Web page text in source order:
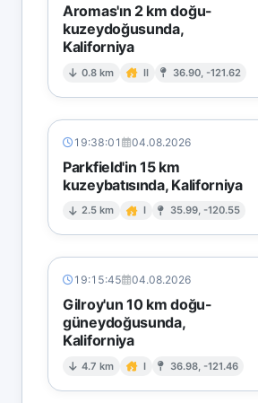
Aromas'ın 2 km doğu-
kuzeydoğusunda,
Kaliforniya
0.8 km II 36.90, -121.62
19:38:01 04.08.2026
Parkfield'in 15 km
kuzeybatısında, Kaliforniya
2.5 km I 35.99, -120.55
19:15:45 04.08.2026
Gilroy'un 10 km doğu-
güneydoğusunda,
Kaliforniya
4.7 km I 36.98, -121.46